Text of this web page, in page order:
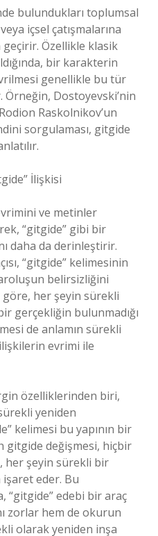
bulundukları toplumsal
içsel çatışmalarına
Özellikle klasik
bir karakterin
genellikle bu tür
Dostoyevski’nin
Raskolnikov’un
sorgulaması, gitgide
İlişkisi
ve metinler
“gitgide” gibi bir
daha da derinleştirir.
“gitgide” kelimesinin
belirsizliğini
göre, her şeyin sürekli
gerçekliğin bulunmadığı
de anlamın sürekli
evrimi ile
özelliklerinden biri,
yeniden
kelimesi bu yapının bir
gitgide değişmesi, hiçbir
her şeyin sürekli bir
eder. Bu
“gitgide” edebi bir araç
zorlar hem de okurun
olarak yeniden inşa